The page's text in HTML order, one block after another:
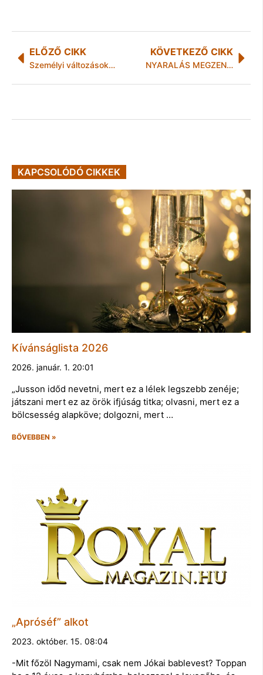
ELŐZŐ CIKK
Személyi változások a NAV-nál
KÖVETKEZŐ CIKK
NYARALÁS MEGZENÉSÍTVE
KAPCSOLÓDÓ CIKKEK
Kívánságlista 2026
2026. január. 1. 20:01
„Jusson időd nevetni, mert ez a lélek legszebb zenéje;
játszani mert ez az örök ifjúság titka; olvasni, mert ez a
bölcsesség alapköve; dolgozni, mert …
BŐVEBBEN »
„Apróséf” alkot
2023. október. 15. 08:04
-Mit főzöl Nagymami, csak nem Jókai bablevest? Toppan